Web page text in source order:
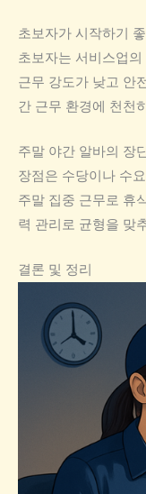
초보자가 시작하기
초보자는 서비스업
근무 강도가 낮고 안
간 근무 환경에 천천
주말 야간 알바의 장
장점은 수당이나 수
주말 집중 근무로 휴
력 관리로 균형을 맞
결론 및 정리